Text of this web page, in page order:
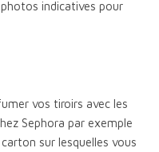
vos tiroirs avec les
Sephora par exemple
sur lesquelles vous